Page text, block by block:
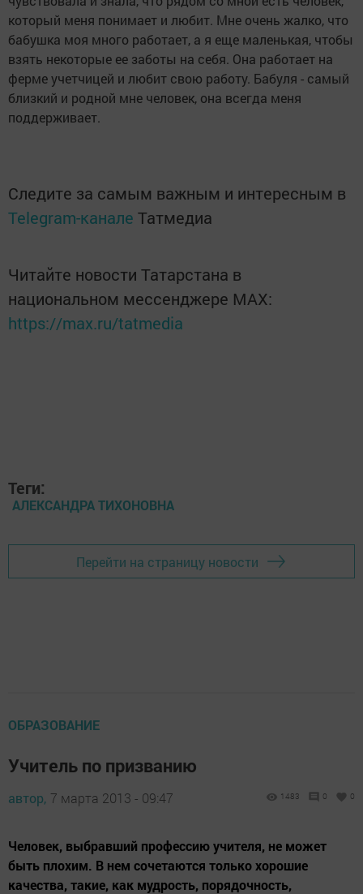
который меня понимает и любит. Мне очень жалко, что
бабушка моя много работает, а я еще маленькая, чтобы
взять некоторые ее заботы на себя. Она работает на
ферме учетчицей и любит свою работу. Бабуля - самый
близкий и родной мне человек, она всегда меня
поддерживает.
Следите за самым важным и интересным в
Telegram-канале Татмедиа
Читайте новости Татарстана в
национальном мессенджере MАХ:
https://max.ru/tatmedia
Теги:
АЛЕКСАНДРА ТИХОНОВНА
Перейти на страницу новости
ОБРАЗОВАНИЕ
Учитель по призванию
автор, 7 марта 2013 - 09:47 1483 0 0
Человек, выбравший профессию учителя, не может
быть плохим. В нем сочетаются только хорошие
качества, такие, как мудрость, порядочность,